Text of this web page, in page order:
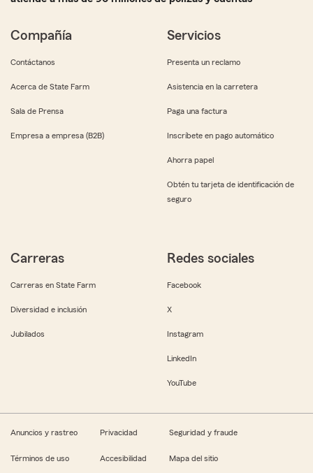
Compañía
Contáctanos
Acerca de State Farm
Sala de Prensa
Empresa a empresa (B2B)
Servicios
Presenta un reclamo
Asistencia en la carretera
Paga una factura
Inscríbete en pago automático
Ahorra papel
Obtén tu tarjeta de identificación de
seguro
Carreras
Carreras en State Farm
Diversidad e inclusión
Jubilados
Redes sociales
Facebook
X
Instagram
LinkedIn
YouTube
Anuncios y rastreo Privacidad Seguridad y fraude
Términos de uso Accesibilidad Mapa del sitio